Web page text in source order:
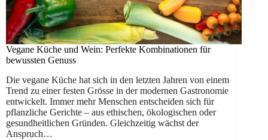
Vegane Küche und Wein: Perfekte Kombinationen für
bewussten Genuss
Die vegane Küche hat sich in den letzten Jahren von einem
Trend zu einer festen Grösse in der modernen Gastronomie
entwickelt. Immer mehr Menschen entscheiden sich für
pflanzliche Gerichte – aus ethischen, ökologischen oder
gesundheitlichen Gründen. Gleichzeitig wächst der
Anspruch…